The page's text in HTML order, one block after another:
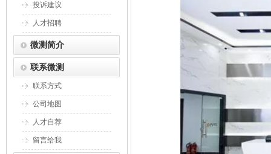
投诉建议
人才招聘
微测简介
联系微测
联系方式
公司地图
人才自荐
留言给我